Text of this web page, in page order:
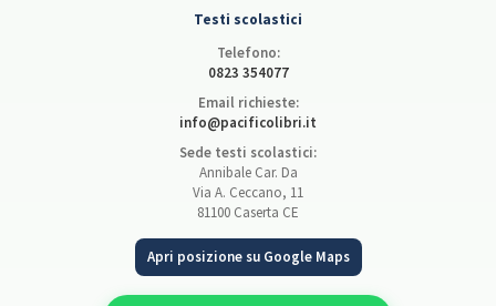
Testi scolastici
Telefono:
0823 354077
Email richieste:
info@pacificolibri.it
Sede testi scolastici:
Annibale Car. Da
Via A. Ceccano, 11
81100 Caserta CE
Apri posizione su Google Maps